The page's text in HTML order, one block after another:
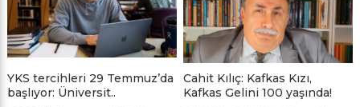
YKS tercihleri 29 Temmuz’da
başlıyor: Üniversit..
Cahit Kılıç: Kafkas Kızı,
Kafkas Gelini 100 yaşında!